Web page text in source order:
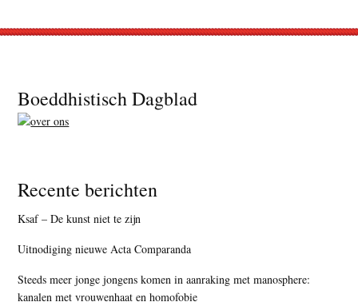
Footer
Boeddhistisch Dagblad
Recente berichten
Ksaf – De kunst niet te zijn
Uitnodiging nieuwe Acta Comparanda
Steeds meer jonge jongens komen in aanraking met manosphere:
kanalen met vrouwenhaat en homofobie